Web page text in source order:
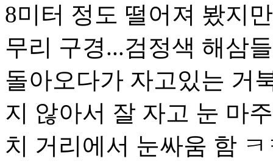
8미터 정도 떨어져 봤지
무리 구경...검정색 해삼
돌아오다가 자고있는 거
지 않아서 잘 자고 눈 마
치 거리에서 눈싸움 함